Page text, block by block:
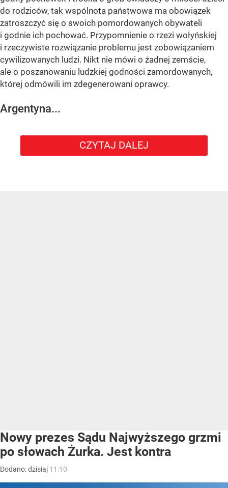
do rodziców, tak wspólnota państwowa ma obowiązek
zatroszczyć się o swoich pomordowanych obywateli
i godnie ich pochować. Przypomnienie o rzezi wołyńskiej
i rzeczywiste rozwiązanie problemu jest zobowiązaniem
cywilizowanych ludzi. Nikt nie mówi o żadnej zemście,
ale o poszanowaniu ludzkiej godności zamordowanych,
której odmówili im zdegenerowani oprawcy.
Argentyna...
CZYTAJ DALEJ
Nowy prezes Sądu Najwyższego grzmi
po słowach Żurka. Jest kontra
Dodano:dzisiaj 11:10